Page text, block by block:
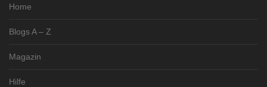
Home
Blogs A – Z
Magazin
Hilfe